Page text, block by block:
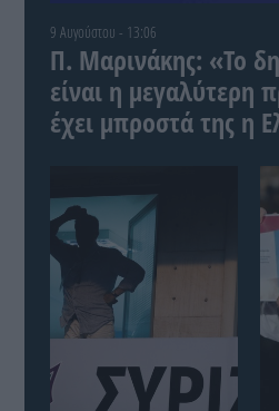
9 Αυγούστου - 13:06
Π. Μαρινάκης: «Το
είναι η μεγαλύτερη
έχει μπροστά της η